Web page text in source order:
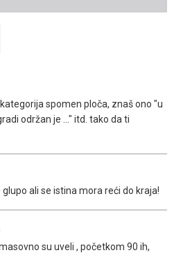
spomen ploča, znaš ono "u
održan je ..." itd. tako da ti
ali se istina mora reći do kraja!
su uveli , početkom 90 ih,